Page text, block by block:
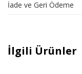
İade ve Geri Ödeme
İlgili Ürünler